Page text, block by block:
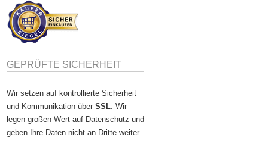
GEPRÜFTE SICHERHEIT
Wir setzen auf kontrollierte Sicherheit
und Kommunikation überSSL . Wir
legen großen Wert auf Datenschutz und
geben Ihre Daten nicht an Dritte weiter.